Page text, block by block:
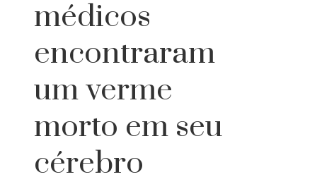
médicos
encontraram
um verme
morto em seu
cérebro